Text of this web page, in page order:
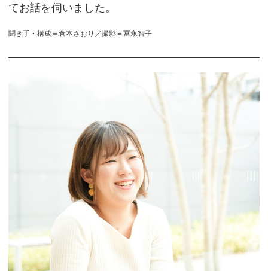
てお話を伺いました。
聞き手・構成＝倉本さおり／撮影＝冨永智子